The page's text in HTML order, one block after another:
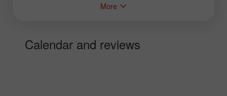
More
Calendar and reviews